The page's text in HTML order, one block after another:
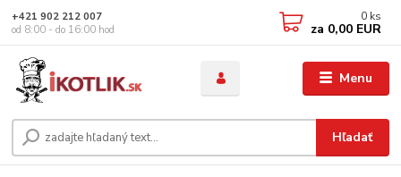
Menu
Hľadať
+421 902 212 007
od 8:00 - do 16:00 hod
0 ks
za 0,00 EUR